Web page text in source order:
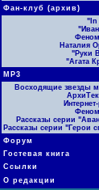
Фан-клуб (архив)
"In
Наталия
"Руки
"Агата
МР3
Восходящие звезды
Рассказы серии
Рассказы серии "Герои
Форум
Гостевая книга
Ссылки
О редакции